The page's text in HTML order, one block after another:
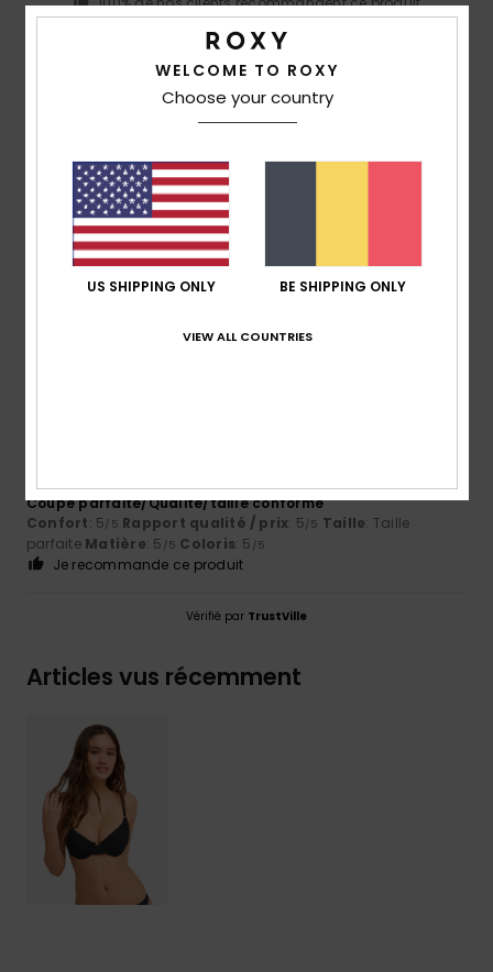
5.0
Trop petit Trop grand
Coloris
Coupe parfaite/Qualité/taille conforme
Confort: 5/5 Rapport qualité / prix: 5/5 Taille: Taille
parfaite Matière: 5 /5 Coloris: 5 /5
Je recommande ce produit
Vérifié par TrustVille
Articles vus récemment
WELCOME TO ROXY
Choose your country
US SHIPPING ONLY BE SHIPPING ONLY
VIEW ALL COUNTRIES